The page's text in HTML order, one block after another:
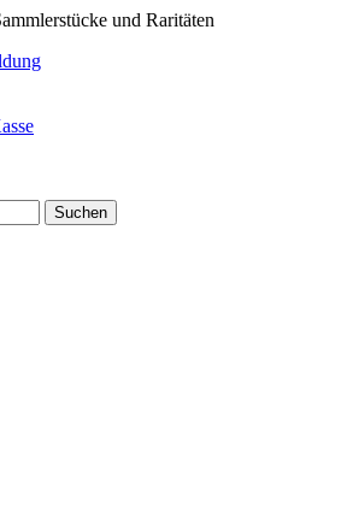
und Raritäten